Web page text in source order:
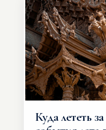
и Африка —
способен
формат
Куда лететь